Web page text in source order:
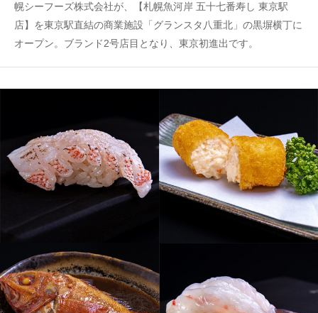
幌シーフーズ株式会社が、【札幌魚河岸 五十七番寿し 東京駅
店】を東京駅直結の商業施設「グランスタ八重北」の黒塀横丁に
オープン。ブランド2号店目となり、東京初進出です。